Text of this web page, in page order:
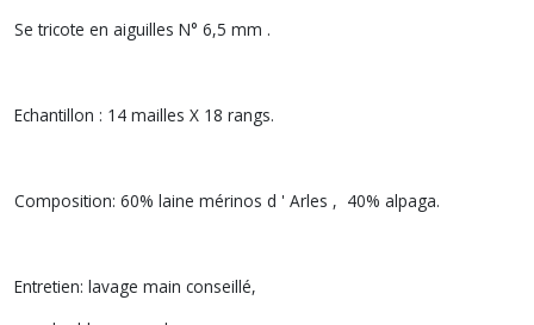
Se tricote en aiguilles N° 6,5 mm .
Echantillon : 14 mailles X 18 rangs.
Composition: 60% laine mérinos d ' Arles , 40% alpaga.
Entretien: lavage main conseillé,